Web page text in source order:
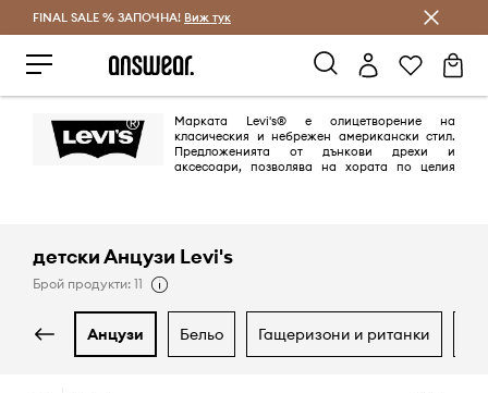
Спестявай с Answear Club
FINAL SALE % ЗАПОЧНА! Виж тук
Марката Levi's® е олицетворение на
класическия и небрежен американски стил.
Предложенията от дънкови дрехи и
аксесоари, позволява на хората по целия
детски Анцузи Levi's
Брой продукти: 11
анцузи бельо гащеризони и ританки